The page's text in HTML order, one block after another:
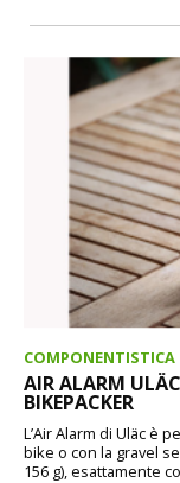
COMPONENTISTICA
AIR ALARM
BIKEPACKER
L’Air Alarm di Uläc è
bike o con la gravel
156 g), esattamente